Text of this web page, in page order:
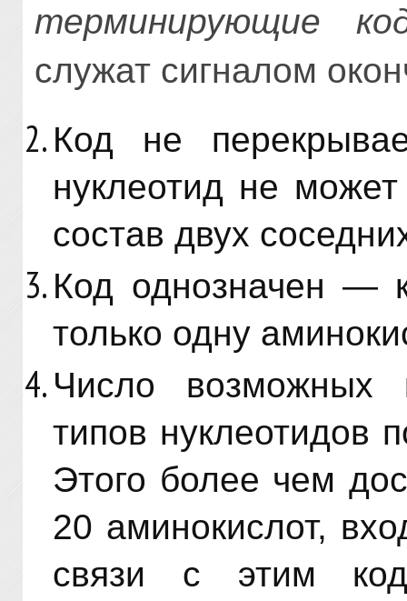
терминирующие
служат сигналом
Код не
нуклеотид не
состав двух
Код однозначен —
только одну
Число возможных
типов нуклеотидов
Этого более чем
20 аминокислот,
связи с этим